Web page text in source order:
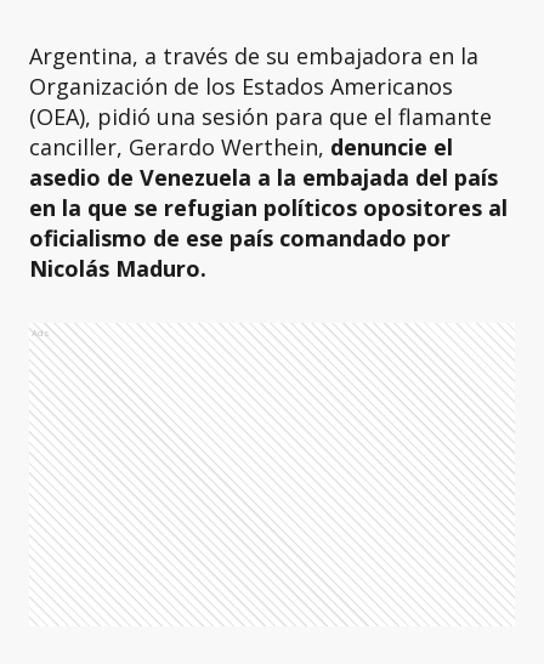
Argentina, a través de su embajadora en la
Organización de los Estados Americanos
(OEA), pidió una sesión para que el flamante
canciller, Gerardo Werthein, denuncie el
asedio de Venezuela a la embajada del país
en la que se refugian políticos opositores al
oficialismo de ese país comandado por
Nicolás Maduro.
Ads